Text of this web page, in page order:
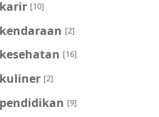
karir [10]
kendaraan [2]
kesehatan [16]
kuliner [2]
pendidikan [9]